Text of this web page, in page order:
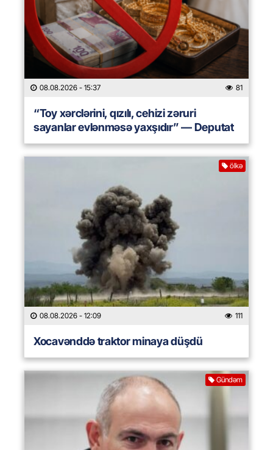
08.08.2026 - 15:37 81
“Toy xərclərini, qızılı, cehizi zəruri
sayanlar evlənməsə yaxşıdır” — Deputat
ölkə
08.08.2026 - 12:09 111
Xocavənddə traktor minaya düşdü
Gündəm